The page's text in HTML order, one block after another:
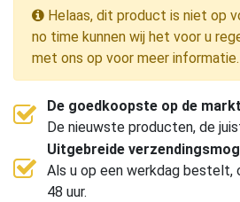
Helaas, dit product is niet op
no time kunnen wij het voor u
met ons op voor meer informatie.
De goedkoopste op de markt
De nieuwste producten, de
Uitgebreide
Als u op een werkdag bestelt,
48 uur.